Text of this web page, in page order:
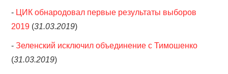
- ЦИК обнародовал первые результаты выборов
2019 (31.03.2019)
-Зеленский исключил объединение с Тимошенко
(31.03.2019)